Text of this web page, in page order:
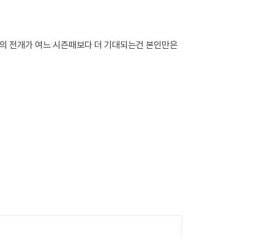
전개가 여느 시즌때보다 더 기대되는건 본인만은